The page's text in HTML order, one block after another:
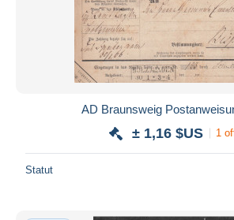
AD Braunsweig
± 1,16 $US 1
Statut